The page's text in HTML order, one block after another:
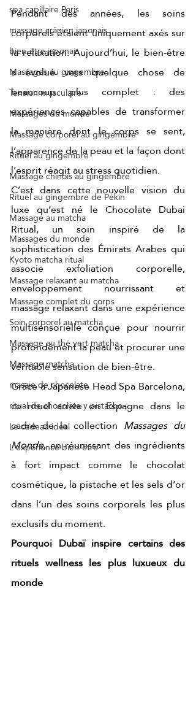
spa capillaire Paris
massage crânien japonais
bien-être japonais
Massages au gingembre
Tension musculaire
Massages du monde
Massage corporel au gingembre
Rituel au gingembre
Massage chinois au gingembre
Rituel au gingembre de Pékin
Massage au matcha
Massages du monde
Kyoto matcha ritual
Massage relaxant au matcha
Massage complet du corps
Soin corporel au matcha
Massage au thé vert matcha
Massage matcha
masaje de chocolate
ritual de chocolate y pistacho
Le cadeau idéal
L'expérience bien-être
Pendant des années, les soins
corporels étaient uniquement axés sur
la relaxation. Aujourd’hui, le bien-être
a évolué vers quelque chose de
beaucoup plus complet : des
expériences capables de transformer
la manière dont le corps se sent,
l’apparence de la peau et la façon dont
l’esprit réagit au stress quotidien.
C’est dans cette nouvelle vision du
luxe qu’est né le Chocolate Dubai
Ritual, un soin inspiré de la
sophistication des Émirats Arabes qui
associe exfoliation corporelle,
enveloppement nourrissant et
massage relaxant dans une expérience
multisensorielle conçue pour nourrir
profondément la peau et procurer une
véritable sensation de bien-être.
Grâce à Japanese Head Spa Barcelona,
ce rituel arrive en Espagne dans le
cadre de la collection Massages du
Monde, en réunissant des ingrédients
à fort impact comme le chocolat
cosmétique, la pistache et les sels d’or
dans l’un des soins corporels les plus
exclusifs du moment.
Pourquoi Dubaï inspire certains des
rituels wellness les plus luxueux du
monde